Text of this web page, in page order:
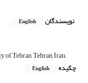
نویسندگان English
Tehran, Tehran, Iran.
چکیده
English